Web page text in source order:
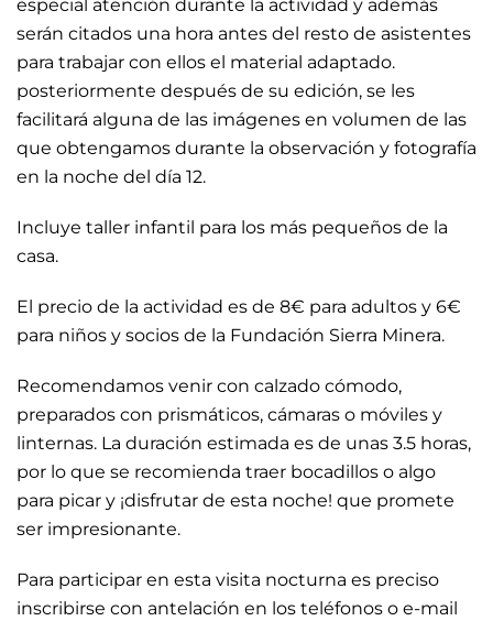
especial atención durante la actividad y además
serán citados una hora antes del resto de asistentes
para trabajar con ellos el material adaptado.
posteriormente después de su edición, se les
facilitará alguna de las imágenes en volumen de las
que obtengamos durante la observación y fotografía
en la noche del día 12.
Incluye taller infantil para los más pequeños de la
casa.
El precio de la actividad es de 8€ para adultos y 6€
para niños y socios de la Fundación Sierra Minera.
Recomendamos venir con calzado cómodo,
preparados con prismáticos, cámaras o móviles y
linternas. La duración estimada es de unas 3.5 horas,
por lo que se recomienda traer bocadillos o algo
para picar y ¡disfrutar de esta noche! que promete
ser impresionante.
Para participar en esta visita nocturna es preciso
inscribirse con antelación en los teléfonos o e-mail